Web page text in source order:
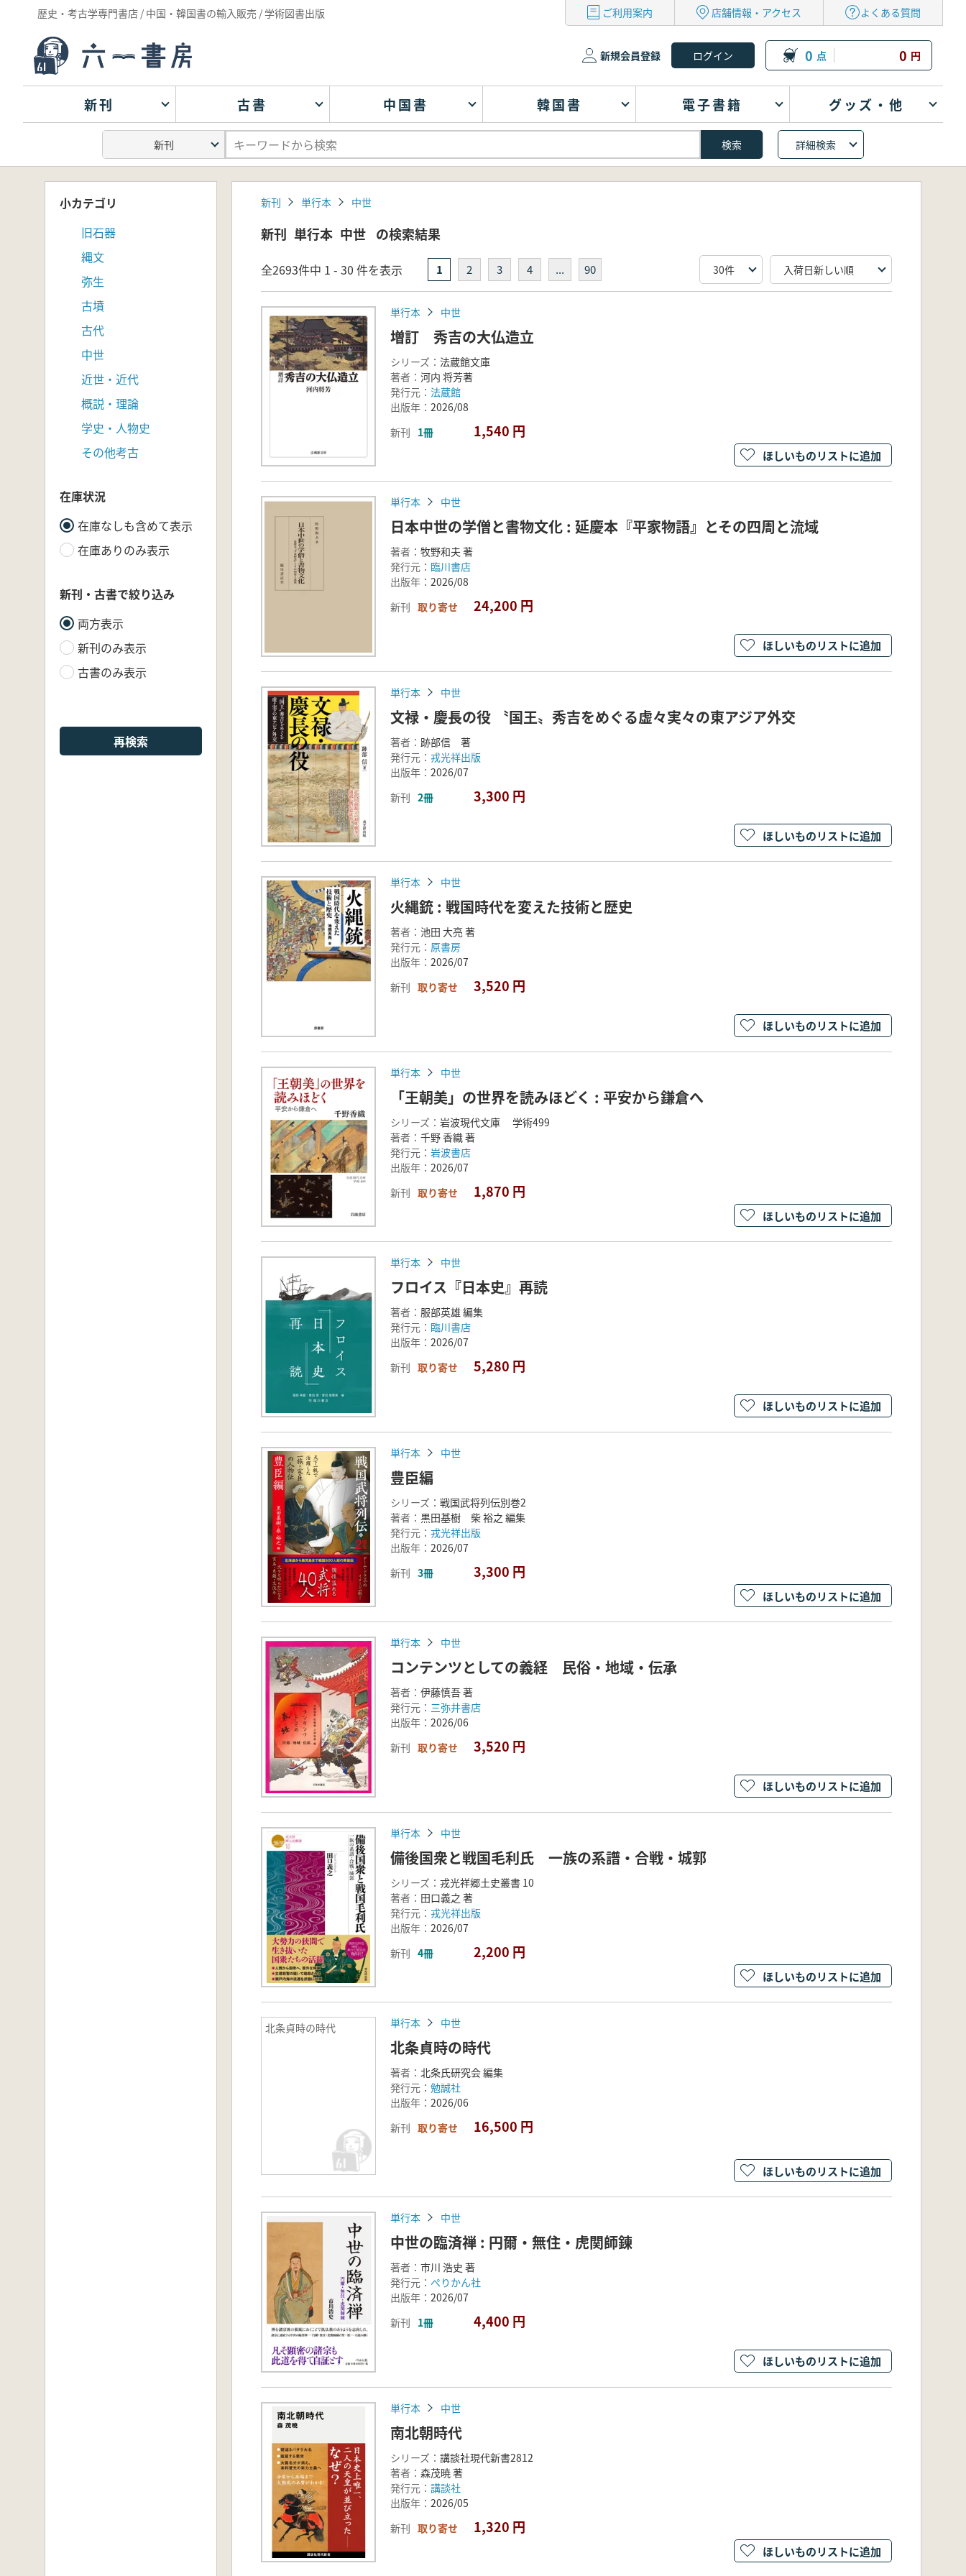
歴史・考古学専門書店 / 中国・韓国書の輸入販売 / 学術図書出版 ご利用案内 店舗情報・アクセス よくある質問
新規会員登録 0 点 0 円
新刊 古書 中国書 韓国書 電子書籍 グッズ・他
詳細検索
小カテゴリ
旧石器
縄文
弥生
古墳
古代
中世
近世・近代
概説・理論
学史・人物史
その他考古
在庫状況
在庫なしも含めて表示
在庫ありのみ表示
新刊・古書で絞り込み
両方表示
新刊のみ表示
古書のみ表示
再検索
新刊 単行本 中世
新刊 単行本 中世 の検索結果
全2693件中 1 - 30 件を表示 1 2 3 4 ... 90
単行本 中世
増訂 秀吉の大仏造立
シリーズ： 法蔵館文庫
著者： 河内 将芳著
発行元： 法蔵館
出版年： 2026/08
新刊 1冊 1,540 円
ほしいものリストに追加
単行本 中世
日本中世の学僧と書物文化 : 延慶本『平家物語』とその四周と流域
著者： 牧野和夫 著
発行元： 臨川書店
出版年： 2026/08
新刊 取り寄せ 24,200 円
ほしいものリストに追加
単行本 中世
文禄・慶長の役 〝国王〟秀吉をめぐる虚々実々の東アジア外交
著者： 跡部信 著
発行元： 戎光祥出版
出版年： 2026/07
新刊 2冊 3,300 円
ほしいものリストに追加
単行本 中世
火縄銃 : 戦国時代を変えた技術と歴史
著者： 池田 大亮 著
発行元： 原書房
出版年： 2026/07
新刊 取り寄せ 3,520 円
ほしいものリストに追加
単行本 中世
「王朝美」の世界を読みほどく : 平安から鎌倉へ
シリーズ： 岩波現代文庫 学術499
著者： 千野 香織 著
発行元： 岩波書店
出版年： 2026/07
新刊 取り寄せ 1,870 円
ほしいものリストに追加
単行本 中世
フロイス『日本史』再読
著者： 服部英雄 編集
発行元： 臨川書店
出版年： 2026/07
新刊 取り寄せ 5,280 円
ほしいものリストに追加
単行本 中世
豊臣編
シリーズ： 戦国武将列伝別巻2
著者： 黒田基樹 柴 裕之 編集
発行元： 戎光祥出版
出版年： 2026/07
新刊 3冊 3,300 円
ほしいものリストに追加
単行本 中世
コンテンツとしての義経 民俗・地域・伝承
著者： 伊藤慎吾 著
発行元： 三弥井書店
出版年： 2026/06
新刊 取り寄せ 3,520 円
ほしいものリストに追加
単行本 中世
備後国衆と戦国毛利氏 一族の系譜・合戦・城郭
シリーズ： 戎光祥郷土史叢書 10
著者： 田口義之 著
発行元： 戎光祥出版
出版年： 2026/07
新刊 4冊 2,200 円
ほしいものリストに追加
北条貞時の時代 単行本 中世
北条貞時の時代
著者： 北条氏研究会 編集
発行元： 勉誠社
出版年： 2026/06
新刊 取り寄せ 16,500 円
ほしいものリストに追加
単行本 中世
中世の臨済禅 : 円爾・無住・虎関師錬
著者： 市川 浩史 著
発行元： ぺりかん社
出版年： 2026/07
新刊 1冊 4,400 円
ほしいものリストに追加
単行本 中世
南北朝時代
シリーズ： 講談社現代新書2812
著者： 森茂暁 著
発行元： 講談社
出版年： 2026/05
新刊 取り寄せ 1,320 円
ほしいものリストに追加